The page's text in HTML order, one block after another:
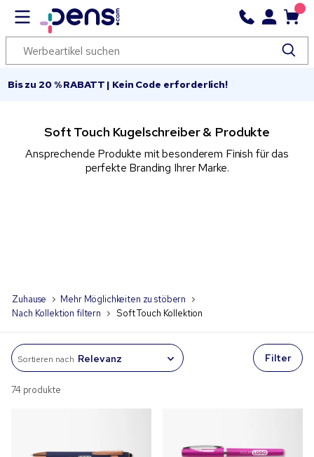
Bis zu 20 % RABATT | Kein Code erforderlich!
Soft Touch Kugelschreiber & Produkte
Ansprechende Produkte mit besonderem Finish für das
perfekte Branding Ihrer Marke.
Zuhause
Mehr Möglichkeiten zu stöbern
Nach Kollektion filtern
Soft Touch Kollektion
Sortieren nach Filter
74 produkte